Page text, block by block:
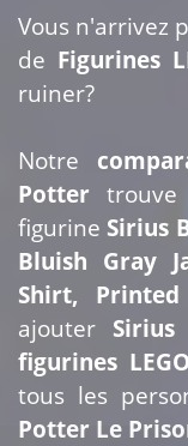
Vous n'arrivez
de Figurines
ruiner?
Notre
Potter
figurine Sirius
Bluish Gray
Shirt, Printed
ajouter Sirius
figurines
tous les
Potter Le